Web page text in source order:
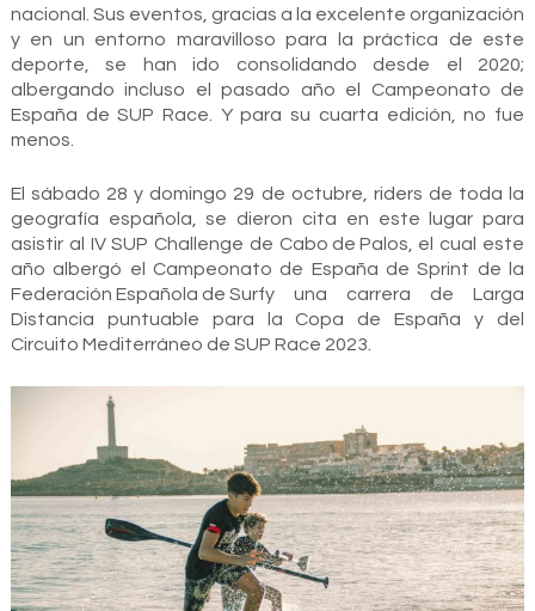
nacional. Sus eventos, gracias a la excelente organización
y en un entorno maravilloso para la práctica de este
deporte, se han ido consolidando desde el 2020;
albergando incluso el pasado año el Campeonato de
España de SUP Race. Y para su cuarta edición, no fue
menos.
El sábado 28 y domingo 29 de octubre, riders de toda la
geografía española, se dieron cita en este lugar para
asistir al IV SUP Challenge de Cabo de Palos , el cual este
año albergó el Campeonato de España de Sprint de la
Federación Española de Surfy una carrera de Larga
Distancia puntuable para la Copa de España y del
Circuito Mediterráneo de SUP Race 2023.